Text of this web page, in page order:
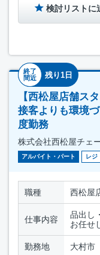
検討リストに
終了
間近
残り1日
【西松屋店舗ス
接客よりも環境
度勤務
株式会社西松屋チェ
アルバイト・パート レジ
職種 西松屋
仕事内容
品出し
お任せ
勤務地 大村市